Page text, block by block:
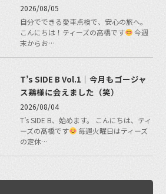
2026/08/05
自分でできる愛車点検で、安心の旅へ。
こんにちは！ティーズの高橋です
今週
末からお…
T’s SIDE B Vol.1｜今月もゴージャ
ス鶏様に会えました（笑）
2026/08/04
T’s SIDE B、始めます。 こんにちは、ティ
ーズの髙橋です
毎週火曜日はティーズ
の定休…